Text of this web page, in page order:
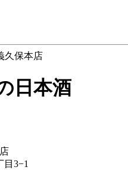
久保本店
日本酒
3−1